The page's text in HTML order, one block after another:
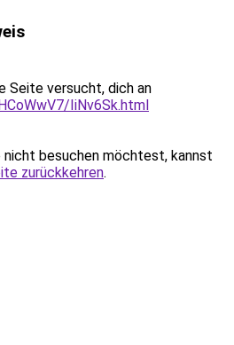
Seite versucht, dich an
IiNv6Sk.html
nicht besuchen möchtest, kannst
zurückkehren.